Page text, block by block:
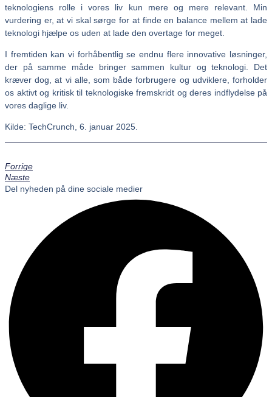
teknologiens rolle i vores liv kun mere og mere relevant. Min
vurdering er, at vi skal sørge for at finde en balance mellem at lade
teknologi hjælpe os uden at lade den overtage for meget.
I fremtiden kan vi forhåbentlig se endnu flere innovative løsninger,
der på samme måde bringer sammen kultur og teknologi. Det
kræver dog, at vi alle, som både forbrugere og udviklere, forholder
os aktivt og kritisk til teknologiske fremskridt og deres indflydelse på
vores daglige liv.
Kilde: TechCrunch, 6. januar 2025.
Forrige
Næste
Del nyheden på dine sociale medier